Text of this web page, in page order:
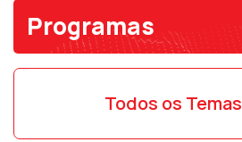
Programas
Todos os Temas